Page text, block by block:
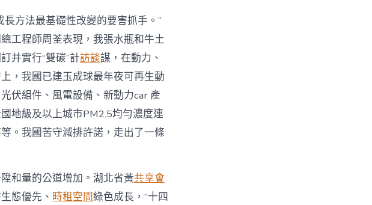
方法最基礎性改變的要害抓手。”
工程師周荃表現，我張水瓶和牛土
并實行“雙碳”計訪談謀，在動力、
，我國已建玉成球最年夜可再生動
伏組件、風電設備、新動力car 產
地級及以上城市PM2.5均勻濃度連
。我國苦守減排許諾，走出了一條
和量的公道增加。湖北省黃共享會
態優先、 時租空間綠色成長，“十四